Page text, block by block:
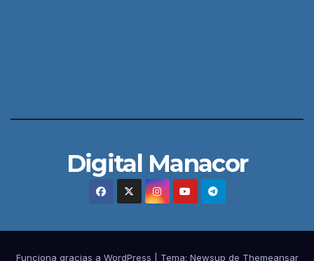
Digital Manacor
Funciona gracias a WordPress Tema: Newsup de Themeansar